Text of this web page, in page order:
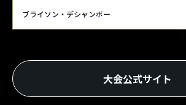
ブライソン・デシャンボー
大会公式サイト